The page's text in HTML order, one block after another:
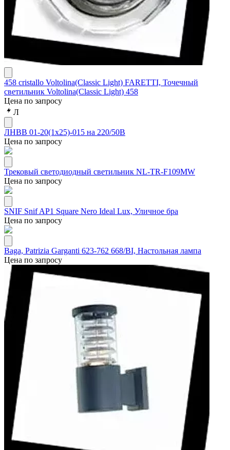
458 cristallo Voltolina(Classic Light) FARETTI, Точечный
светильник Voltolina(Classic Light) 458
Цена по запросу
Л
ЛНВВ 01-20(1х25)-015 на 220/50В
Цена по запросу
Трековый светодиодный светильник NL-TR-F109MW
Цена по запросу
SNIF Snif AP1 Square Nero Ideal Lux, Уличное бра
Цена по запросу
Baga, Patrizia Garganti 623-762 668/BI, Настольная лампа
Цена по запросу